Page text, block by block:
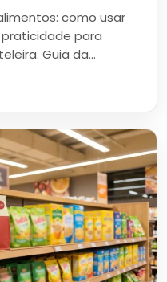
como usar
para
Guia da…